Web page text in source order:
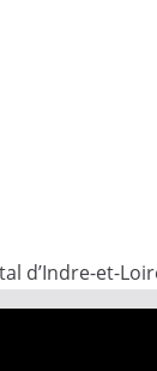
d’Indre-et-